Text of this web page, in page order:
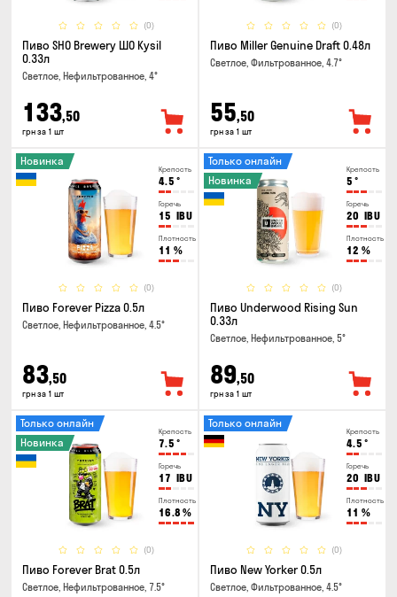
(0)
Пиво SHO Brewery ШО Kysil
0.33л
Светлое, Нефильтрованное, 4°
133,50
грн за 1 шт
(0)
Пиво Miller Genuine Draft 0.48л
Светлое, Фильтрованное, 4.7°
55,50
грн за 1 шт
Крепость
4.5 °
Горечь
15 IBU
Плотность
11 %
(0)
Новинка
Пиво Forever Pizza 0.5л
Светлое, Нефильтрованное, 4.5°
83,50
грн за 1 шт
Крепость
5 °
Горечь
20 IBU
Плотность
12 %
(0)
Только онлайн
Новинка
Пиво Underwood Rising Sun
0.33л
Светлое, Нефильтрованное, 5°
89,50
грн за 1 шт
Крепость
7.5 °
Горечь
17 IBU
Плотность
16.8 %
(0)
Только онлайн
Новинка
Пиво Forever Brat 0.5л
Светлое, Нефильтрованное, 7.5°
Крепость
4.5 °
Горечь
20 IBU
Плотность
11 %
(0)
Только онлайн
Пиво New Yorker 0.5л
Светлое, Фильтрованное, 4.5°